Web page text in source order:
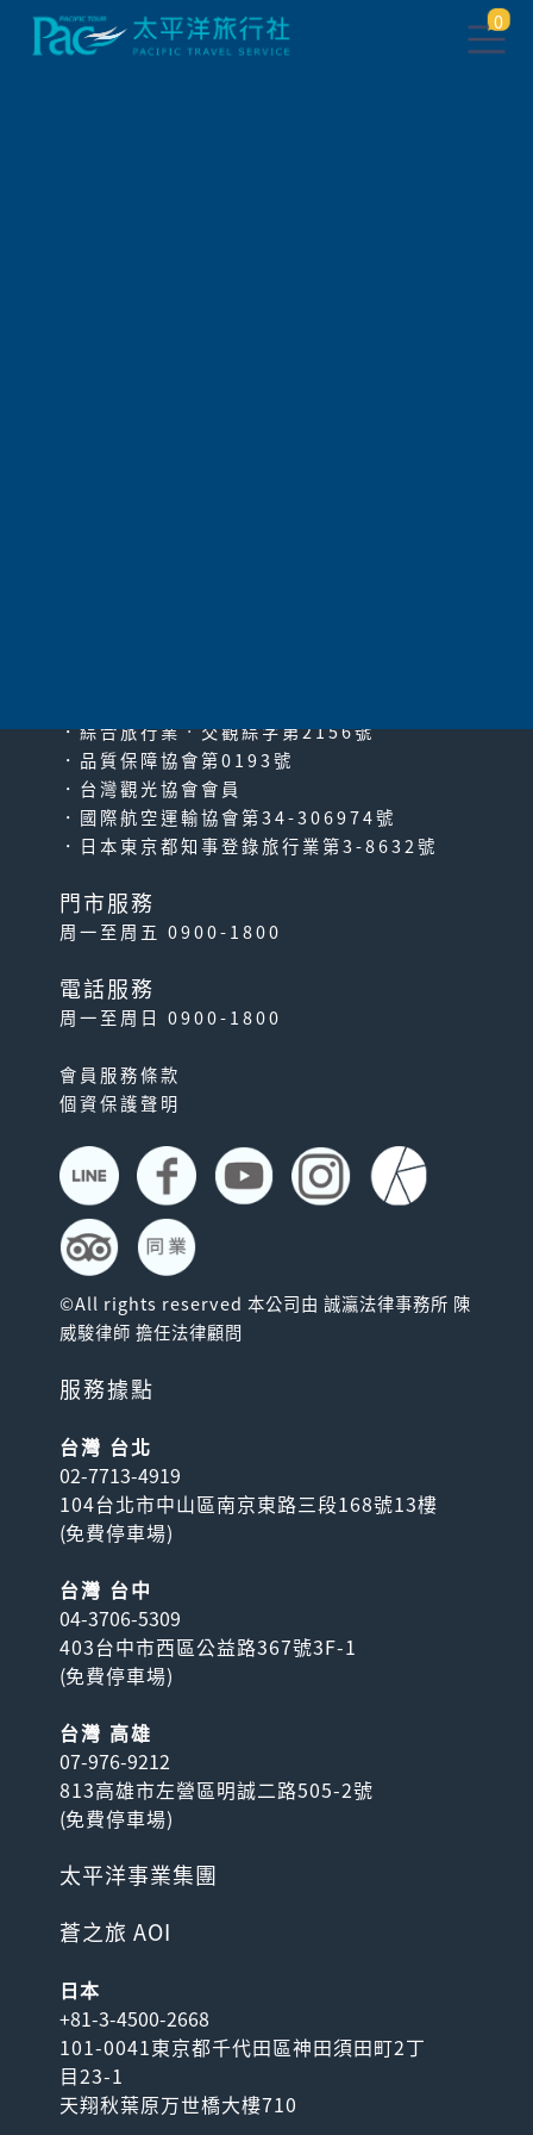
0
．綜合旅行業‧交觀綜字第2156號
．品質保障協會第0193號
．台灣觀光協會會員
．國際航空運輸協會第34-306974號
．日本東京都知事登錄旅行業第3-8632號
門市服務
周一至周五 0900-1800
電話服務
周一至周日 0900-1800
會員服務條款
個資保護聲明
©All rights reserved 本公司由 誠瀛法律事務所 陳
威駿律師 擔任法律顧問
服務據點
台灣 台北
02-7713-4919
104台北市中山區南京東路三段168號13樓
(免費停車場)
台灣 台中
04-3706-5309
403台中市西區公益路367號3F-1
(免費停車場)
台灣 高雄
07-976-9212
813高雄市左營區明誠二路505-2號
(免費停車場)
太平洋事業集團
蒼之旅 AOI
日本
+81-3-4500-2668
101-0041東京都千代田區神田須田町2丁
目23-1
天翔秋葉原万世橋大樓710